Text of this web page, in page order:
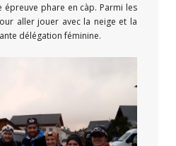
épreuve phare en càp. Parmi les
aller jouer avec la neige et la
délégation féminine.